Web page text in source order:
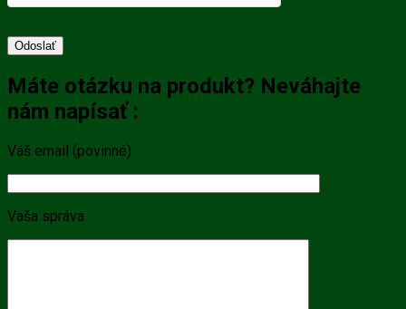
Máte otázku na produkt? Neváhajte
nám napísať :
Váš email (povinné)
Vaša správa